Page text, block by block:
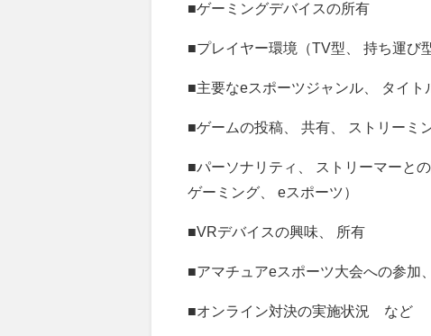
■ゲーミングデバイスの所有
■プレイヤー環境（TV型、 持ち運
■主要なeスポーツジャンル、 タイ
■ゲームの投稿、 共有、 ストリーミ
■パーソナリティ、 ストリーマーと
ゲーミング、 eスポーツ）
■VRデバイスの興味、 所有
■アマチュアeスポーツ大会への参加
■オンライン対決の実施状況 など